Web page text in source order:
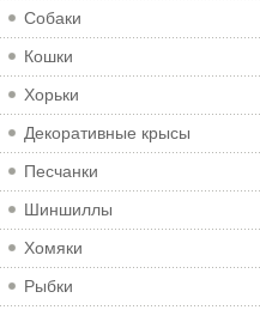
Собаки
Кошки
Хорьки
Декоративные крысы
Песчанки
Шиншиллы
Хомяки
Рыбки